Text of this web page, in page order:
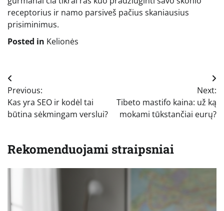
receptorius ir namo parsiveš pačius skaniausius
prisiminimus.
Posted in Kelionės
Navigacija
tarp
įrašų
Previous:
Kas yra SEO ir kodėl tai
būtina sėkmingam verslui?
Next:
Tibeto mastifo kaina: už ką
mokami tūkstančiai eurų?
Rekomenduojami straipsniai